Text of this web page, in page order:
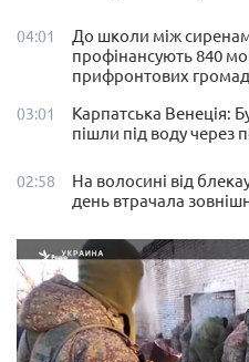
04:01
До школи між
профінансують 840
прифронтових громад
03:01
Карпатська Венеція:
пішли під воду через
02:58
На волосині від
день втрачала